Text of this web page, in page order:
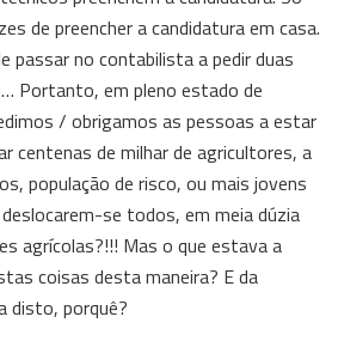
de preencher a candidatura em casa.
passar no contabilista a pedir duas
Portanto, em pleno estado de
/ obrigamos as pessoas a estar
centenas de milhar de agricultores, a
população de risco, ou mais jovens
se todos, em meia dúzia
agrícolas?!!! Mas o que estava a
coisas desta maneira? E da
disto, porquê?